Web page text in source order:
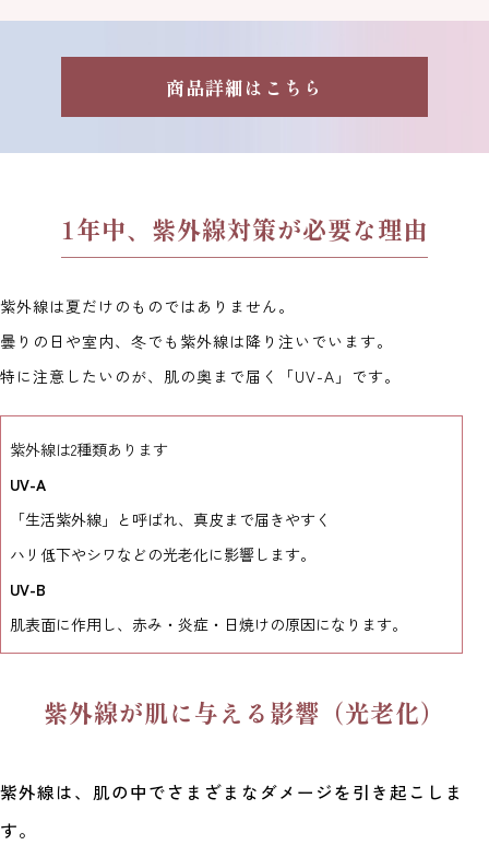
商品詳細はこちら
1年中、紫外線対策が必要な理由
紫外線は夏だけのものではありません。
曇りの日や室内、冬でも紫外線は降り注いでいます。
特に注意したいのが、肌の奥まで届く「UV-A」です。
紫外線は2種類あります
UV-A
「生活紫外線」と呼ばれ、真皮まで届きやすく
ハリ低下やシワなどの光老化に影響します。
UV-B
肌表面に作用し、赤み・炎症・日焼けの原因になります。
紫外線が肌に与える影響（光老化）
紫外線は、肌の中でさまざまなダメージを引き起こしま
す。